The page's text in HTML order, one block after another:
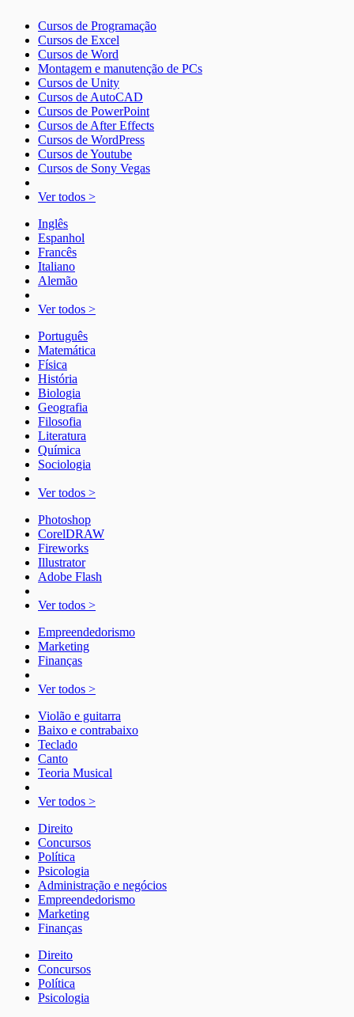
Cursos de Programação
Cursos de Excel
Cursos de Word
Montagem e manutenção de PCs
Cursos de Unity
Cursos de AutoCAD
Cursos de PowerPoint
Cursos de After Effects
Cursos de WordPress
Cursos de Youtube
Cursos de Sony Vegas
Ver todos >
Inglês
Espanhol
Francês
Italiano
Alemão
Ver todos >
Português
Matemática
Física
História
Biologia
Geografia
Filosofia
Literatura
Química
Sociologia
Ver todos >
Photoshop
CorelDRAW
Fireworks
Illustrator
Adobe Flash
Ver todos >
Empreendedorismo
Marketing
Finanças
Ver todos >
Violão e guitarra
Baixo e contrabaixo
Teclado
Canto
Teoria Musical
Ver todos >
Direito
Concursos
Política
Psicologia
Administração e negócios
Empreendedorismo
Marketing
Finanças
Direito
Concursos
Política
Psicologia